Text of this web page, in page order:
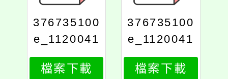
376735100
e_1120041
047_attach
1
檔案下載
376735100
e_1120041
047_print
檔案下載